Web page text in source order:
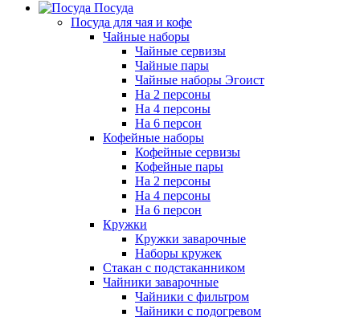
Посуда
Посуда для чая и кофе
Чайные наборы
Чайные сервизы
Чайные пары
Чайные наборы Эгоист
На 2 персоны
На 4 персоны
На 6 персон
Кофейные наборы
Кофейные сервизы
Кофейные пары
На 2 персоны
На 4 персоны
На 6 персон
Кружки
Кружки заварочные
Наборы кружек
Стакан с подстаканником
Чайники заварочные
Чайники с фильтром
Чайники с подогревом